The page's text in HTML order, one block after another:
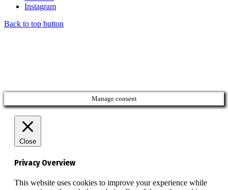
Instagram
Back to top button
Manage consent
Close
Privacy Overview
This website uses cookies to improve your experience while